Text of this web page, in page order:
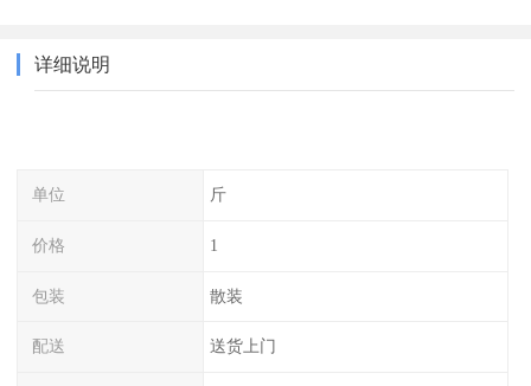
详细说明
单位 斤
价格 1
包装 散装
配送 送货上门